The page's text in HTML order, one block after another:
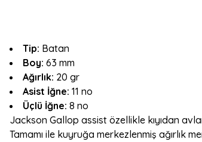
Tip: Batan
Boy: 63 mm
Ağırlık: 20 gr
Asist İğne: 11 no
Üçlü İğne: 8 no
Jackson Gallop assist özellikle kıyıdan
Tamamı ile kuyruğa merkezlenmiş ağırlık